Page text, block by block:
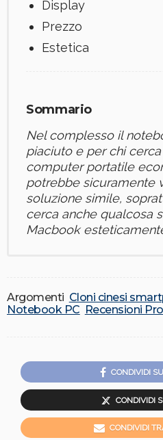
Display
Prezzo
Estetica
Sommario
Nel complesso il
piaciuto e per chi
computer portatile
potrebbe sicuramente
soluzione simile,
cerca anche qualcosa
Macbook
Argomenti Cloni cinesi
Notebook PC Recensioni
CONDIVIDI
CONDIVIDI
CONDIVIDI